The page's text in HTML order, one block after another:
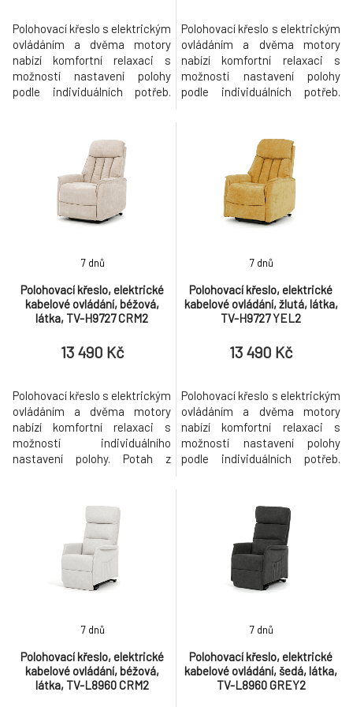
Polohovací křeslo s elektrickým
ovládáním a dvěma motory
nabízí komfortní relaxaci s
možností nastavení polohy
podle individuálních potřeb.
udržuje, zatímco pevné kovové
nohy zajišťují stabilitu a
dlouhou životnost. Křeslo je
vybaveno masážním
programem a vyhříváním, které
Polohovací křeslo s elektrickým
ovládáním a dvěma motory
nabízí komfortní relaxaci s
možností nastavení polohy
podle individuálních potřeb.
snadnou údržbu. Křeslo je
vybaveno masážním
programem a vyhříváním, které
přispívají k uvolnění svalů a
zvýšení pohodlí během
odpočinku. P
Polohovací křeslo, elektrické
kabelové ovládání, béžová,
látka, TV-H9727 CRM2
7 dnů
13 490 Kč
Polohovací křeslo s elektrickým
ovládáním a dvěma motory
nabízí komfortní relaxaci s
možností individuálního
nastavení polohy. Potah z
zatímco pevná konstrukce
zajišťuje stabilitu a dlouhou
životnost. Křeslo je vybaveno
masážním programem a
vyhříváním, které přispívají k
uvolnění sval
Polohovací křeslo, elektrické
kabelové ovládání, žlutá, látka,
TV-H9727 YEL2
7 dnů
13 490 Kč
Polohovací křeslo s elektrickým
ovládáním a dvěma motory
nabízí komfortní relaxaci s
možností nastavení polohy
podle individuálních potřeb.
dostatečnou prodyšnost.
Křeslo je vybaveno masážním
programem a vyhříváním, které
přispívají k uvolnění svalů a
zvýšení pohodlí během odp
Polohovací křeslo, elektrické
kabelové ovládání, béžová,
látka, TV-L8960 CRM2
7 dnů
Polohovací křeslo, elektrické
kabelové ovládání, šedá, látka,
TV-L8960 GREY2
7 dnů